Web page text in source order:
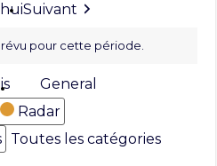
Suivant
pour cette période.
General
Radar
Toutes les catégories